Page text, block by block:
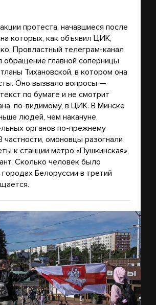
протеста, начавшиеся после
которых, как объявил ЦИК,
Провластный телеграм-канал
главной соперницы
Тихановской, в котором она
Оно вызвало вопросы —
по бумаге и не смотрит
по-видимому, в ЦИК. В Минске
людей, чем накануне,
органов по-прежнему
омоновцы разогнали
к станции метро «Пушкинская»,
Сколько человек было
Белоруссии в третий